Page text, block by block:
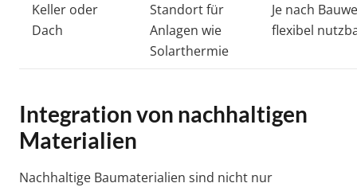
Keller oder
Dach
Standort für
Anlagen wie
Solarthermie
Je nach
flexibel
Integration von nachhaltigen
Materialien
Nachhaltige Baumaterialien sind nicht nur